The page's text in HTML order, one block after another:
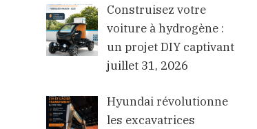
Construisez votre
voiture à hydrogène :
un projet DIY captivant
juillet 31, 2026
Hyundai révolutionne
les excavatrices